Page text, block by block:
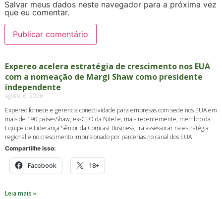
Salvar meus dados neste navegador para a próxima vez
que eu comentar.
Expereo acelera estratégia de crescimento nos EUA
com a nomeação de Margi Shaw como presidente
independente
agosto 6, 2026
Expereo fornece e gerencia conectividade para empresas com sede nos EUA em
mais de 190 paísesShaw, ex-CEO da Nitel e, mais recentemente, membro da
Equipe de Liderança Sênior da Comcast Business, irá assessorar na estratégia
regional e no crescimento impulsionado por parcerias no canal dos EUA
Compartilhe isso:
Facebook 18+
Leia mais »